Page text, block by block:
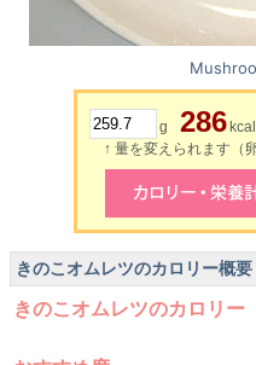
g 286 kcal
↑ 量を変えられます（
きのこオムレツのカロリー概要
きのこオムレツのカロリー